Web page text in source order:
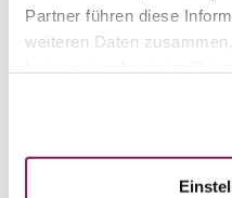
Partner führen diese
weiteren Daten
You can find
"Genital
which you can